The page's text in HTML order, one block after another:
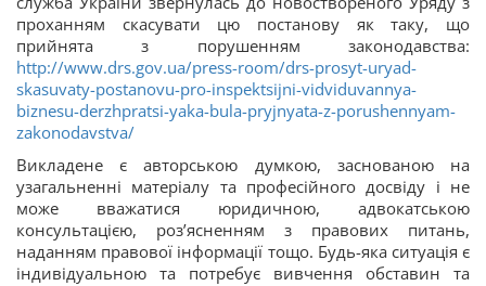
проханням скасувати цю постанову як таку, що
прийнята з порушенням законодавства:
http://www.drs.gov.ua/press-room/drs-prosyt-uryad-
skasuvaty-postanovu-pro-inspektsijni-vidviduvannya-
biznesu-derzhpratsi-yaka-bula-pryjnyata-z-porushennyam-
zakonodavstva/
Викладене є авторською думкою, заснованою на
узагальненні матеріалу та професійного досвіду і не
може вважатися юридичною, адвокатською
консультацією, роз’ясненням з правових питань,
наданням правової інформації тощо. Будь-яка ситуація є
індивідуальною та потребує вивчення обставин та